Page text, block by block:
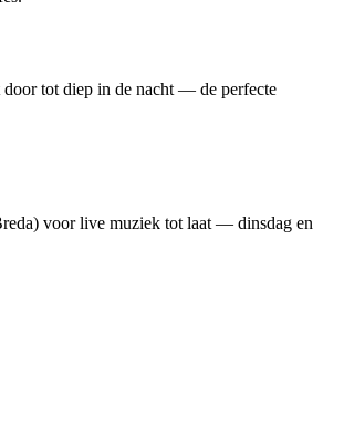
door tot diep in de nacht — de perfecte
voor live muziek tot laat — dinsdag en